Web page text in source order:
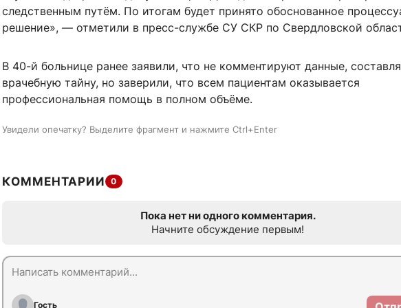
следственным путём. По итогам будет принято обоснованное
решение», — отметили в пресс-службе СУ СКР по Свердловской
В 40-й больнице ранее заявили, что не комментируют данные,
врачебную тайну, но заверили, что всем пациентам оказывается
профессиональная помощь в полном объёме.
Увидели опечатку? Выделите фрагмент и нажмите Ctrl+Enter
КОММЕНТАРИИ 0
Пока нет ни одного комментария.
Начните обсуждение первым!
Гость